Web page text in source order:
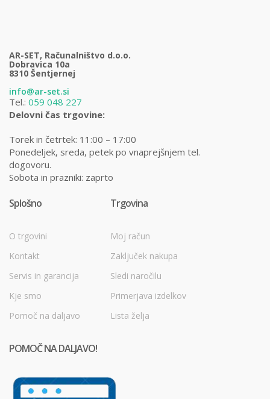
AR-SET, Računalništvo d.o.o.
Dobravica 10a
8310 Šentjernej
info@ar-set.si
Tel.: 059 048 227
Delovni čas trgovine:
Torek in četrtek: 11:00 – 17:00
Ponedeljek, sreda, petek po vnaprejšnjem tel.
dogovoru.
Sobota in prazniki: zaprto
Splošno
O trgovini
Kontakt
Servis in garancija
Kje smo
Pomoč na daljavo
Trgovina
Moj račun
Zaključek nakupa
Sledi naročilu
Primerjava izdelkov
Lista želja
POMOČ NA DALJAVO!